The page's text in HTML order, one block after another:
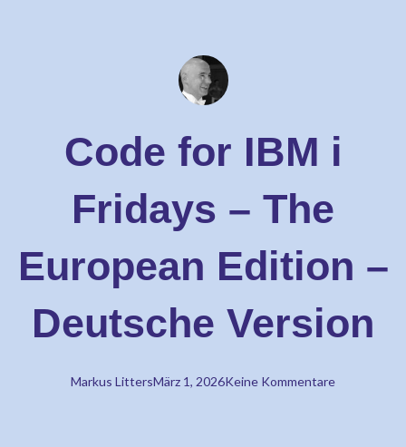
Code for IBM i
Fridays – The
European Edition –
Deutsche Version
Markus LittersMärz 1, 2026Keine Kommentare